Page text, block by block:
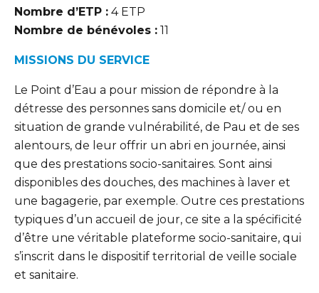
Nombre d’ETP : 4 ETP
Nombre de bénévoles : 11
MISSIONS DU SERVICE
Le Point d’Eau a pour mission de répondre à la
détresse des personnes sans domicile et/ ou en
situation de grande vulnérabilité, de Pau et de ses
alentours, de leur offrir un abri en journée, ainsi
que des prestations socio-sanitaires. Sont ainsi
disponibles des douches, des machines à laver et
une bagagerie, par exemple. Outre ces prestations
typiques d’un accueil de jour, ce site a la spécificité
d’être une véritable plateforme socio-sanitaire, qui
s’inscrit dans le dispositif territorial de veille sociale
et sanitaire.